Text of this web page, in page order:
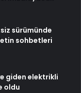
sürümünde
sohbetleri
giden elektrikli
oldu